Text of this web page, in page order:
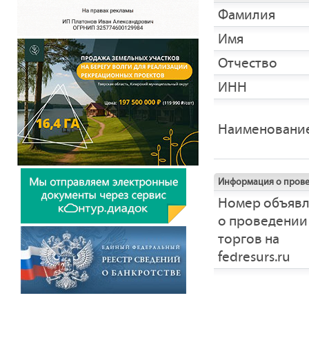
Фамилия
Имя
Отчество
ИНН
Информация о
Номер
о проведении
торгов на
fedresurs.ru